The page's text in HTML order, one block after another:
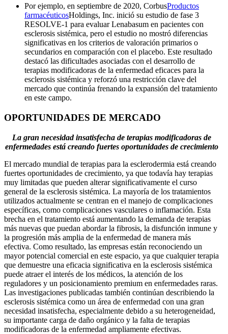
Por ejemplo, en septiembre de 2020, CorbusProductos
farmacéuticosHoldings, Inc. inició su estudio de fase 3
RESOLVE-1 para evaluar Lenabasum en pacientes con
esclerosis sistémica, pero el estudio no mostró diferencias
significativas en los criterios de valoración primarios o
secundarios en comparación con el placebo. Este resultado
destacó las dificultades asociadas con el desarrollo de
terapias modificadoras de la enfermedad eficaces para la
esclerosis sistémica y reforzó una restricción clave del
mercado que continúa frenando la expansión del tratamiento
en este campo.
OPORTUNIDADES DE MERCADO
La gran necesidad insatisfecha de terapias modificadoras de
enfermedades está creando fuertes oportunidades de crecimiento
El mercado mundial de terapias para la esclerodermia está creando
fuertes oportunidades de crecimiento, ya que todavía hay terapias
muy limitadas que pueden alterar significativamente el curso
general de la esclerosis sistémica. La mayoría de los tratamientos
utilizados actualmente se centran en el manejo de complicaciones
específicas, como complicaciones vasculares o inflamación. Esta
brecha en el tratamiento está aumentando la demanda de terapias
más nuevas que puedan abordar la fibrosis, la disfunción inmune y
la progresión más amplia de la enfermedad de manera más
efectiva. Como resultado, las empresas están reconociendo un
mayor potencial comercial en este espacio, ya que cualquier terapia
que demuestre una eficacia significativa en la esclerosis sistémica
puede atraer el interés de los médicos, la atención de los
reguladores y un posicionamiento premium en enfermedades raras.
Las investigaciones publicadas también continúan describiendo la
esclerosis sistémica como un área de enfermedad con una gran
necesidad insatisfecha, especialmente debido a su heterogeneidad,
su importante carga de daño orgánico y la falta de terapias
modificadoras de la enfermedad ampliamente efectivas.